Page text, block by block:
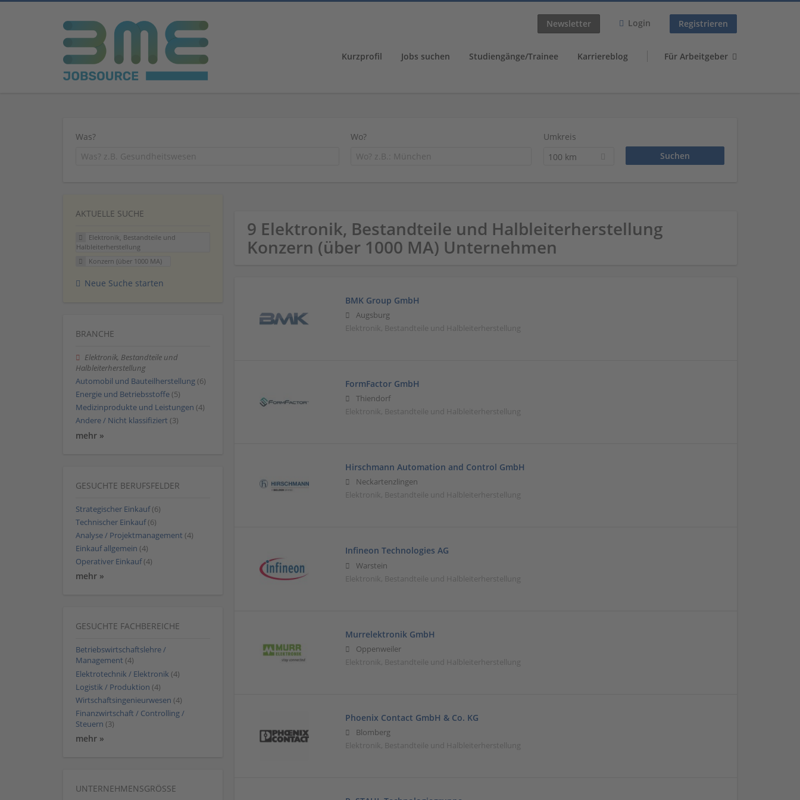
Newsletter Login Registrieren
Kurzprofil Jobs suchen Studiengänge/Trainee Karriereblog Für Arbeitgeber
Was? Wo?
Umkreis
100 km
9 Elektronik, Bestandteile und Halbleiterherstellung
Konzern (über 1000 MA) Unternehmen
BMK Group GmbH
Augsburg
Elektronik, Bestandteile und Halbleiterherstellung
FormFactor GmbH
Thiendorf
Elektronik, Bestandteile und Halbleiterherstellung
Hirschmann Automation and Control GmbH
Neckartenzlingen
Elektronik, Bestandteile und Halbleiterherstellung
Infineon Technologies AG
Warstein
Elektronik, Bestandteile und Halbleiterherstellung
Murrelektronik GmbH
Oppenweiler
Elektronik, Bestandteile und Halbleiterherstellung
Phoenix Contact GmbH & Co. KG
Blomberg
Elektronik, Bestandteile und Halbleiterherstellung
AKTUELLE SUCHE
Elektronik, Bestandteile und
Halbleiterherstellung
Konzern (über 1000 MA)
Neue Suche starten
BRANCHE
Elektronik, Bestandteile und
Halbleiterherstellung
Automobil und Bauteilherstellung (6)
Energie und Betriebsstoffe (5)
Medizinprodukte und Leistungen (4)
Andere / Nicht klassifiziert (3)
mehr »
GESUCHTE BERUFSFELDER
Strategischer Einkauf (6)
Technischer Einkauf (6)
Analyse / Projektmanagement (4)
Einkauf allgemein (4)
Operativer Einkauf (4)
mehr »
GESUCHTE FACHBEREICHE
Betriebswirtschaftslehre /
Management (4)
Elektrotechnik / Elektronik (4)
Logistik / Produktion (4)
Wirtschaftsingenieurwesen (4)
Finanzwirtschaft / Controlling /
Steuern (3)
mehr »
UNTERNEHMENSGRÖSSE